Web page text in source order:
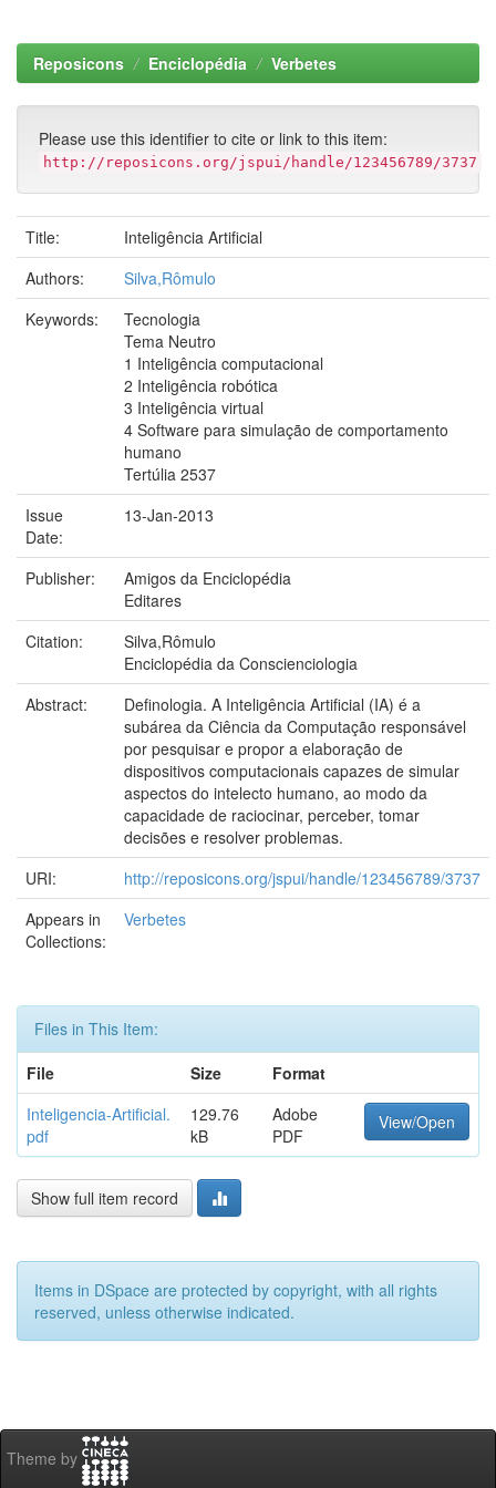
Reposicons Enciclopédia Verbetes
Please use this identifier to cite or link to this item:
http://reposicons.org/jspui/handle/123456789/3737
Title:
Inteligência Artificial
Authors:
Silva,Rômulo
Keywords:
Tecnologia
Tema Neutro
1 Inteligência computacional
2 Inteligência robótica
3 Inteligência virtual
4 Software para simulação de comportamento
humano
Tertúlia 2537
Issue
Date:
13-Jan-2013
Publisher:
Amigos da Enciclopédia
Editares
Citation:
Silva,Rômulo
Enciclopédia da Conscienciologia
Abstract:
Definologia. A Inteligência Artificial (IA) é a
subárea da Ciência da Computação responsável
por pesquisar e propor a elaboração de
dispositivos computacionais capazes de simular
aspectos do intelecto humano, ao modo da
capacidade de raciocinar, perceber, tomar
decisões e resolver problemas.
URI:
http://reposicons.org/jspui/handle/123456789/3737
Appears in
Collections:
Verbetes
Files in This Item:
File
Size
Format
Inteligencia-Artificial.
pdf
129.76
kB
Adobe
PDF
View/Open
Show full item record
Items in DSpace are protected by copyright, with all rights
reserved, unless otherwise indicated.
Theme by